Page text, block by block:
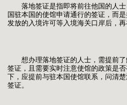
落地签证是指即将前往他国的人士
国驻本国的使馆申请通行的签证，而
发放的入境许可等入境海关口岸后，再
想办理落地签证的人士，需提前了
签证，且需要实时注意使馆的政策是
下，应提前与驻本国使馆联系，问清
签证。